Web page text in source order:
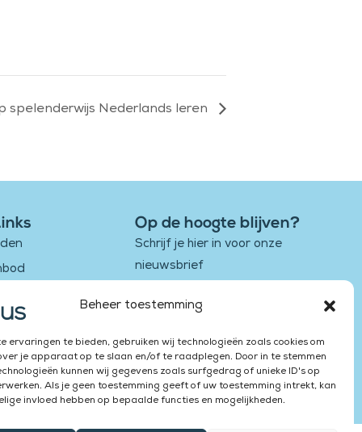
Beheer toestemming
ervaringen te bieden, gebruiken wij technologieën zoals cookies om
je apparaat op te slaan en/of te raadplegen. Door in te stemmen
kunnen wij gegevens zoals surfgedrag of unieke ID's op
Als je geen toestemming geeft of uw toestemming intrekt, kan
invloed hebben op bepaalde functies en mogelijkheden.
spelenderwijs Nederlands leren
Op de hoogte blijven?
Schrijf je hier in voor onze
nieuwsbrief
Email
Versturen